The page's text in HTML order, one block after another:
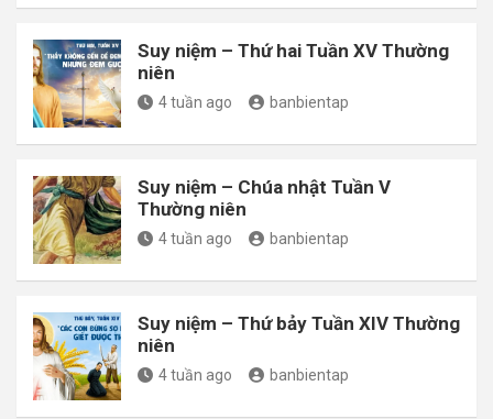
Suy niệm – Thứ hai Tuần XV Thường
niên
4 tuần ago banbientap
Suy niệm – Chúa nhật Tuần V
Thường niên
4 tuần ago banbientap
Suy niệm – Thứ bảy Tuần XIV Thường
niên
4 tuần ago banbientap